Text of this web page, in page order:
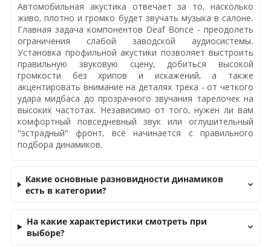
Автомобильная акустика отвечает за то, насколько
живо, плотно и громко будет звучать музыка в салоне.
Главная задача компонентов Deaf Bonce - преодолеть
ограничения слабой заводской аудиосистемы.
Установка профильной акустики позволяет выстроить
правильную звуковую сцену, добиться высокой
громкости без хрипов и искажений, а также
акцентировать внимание на деталях трека - от четкого
удара мидбаса до прозрачного звучания тарелочек на
высоких частотах. Независимо от того, нужен ли вам
комфортный повседневный звук или оглушительный
"эстрадный" фронт, всё начинается с правильного
подбора динамиков.
Какие основные разновидности динамиков
есть в категории?
На какие характеристики смотреть при
выборе?